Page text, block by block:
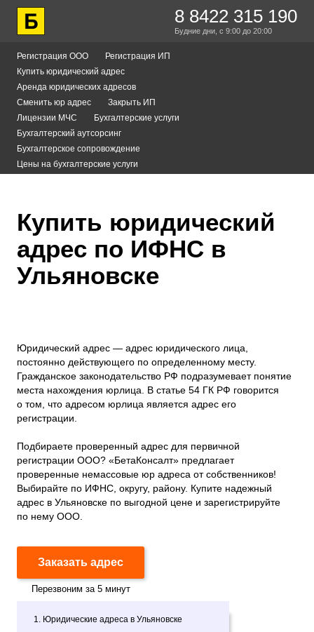
8 8422 315 190
Будние дни, с 9:00 до 20:00
Регистрация ООО
Регистрация ИП
Купить юридический адрес
Аренда юридических адресов
Сменить юр адрес
Закрыть ИП
Лицензии МЧС
Бухгалтерские услуги
Бухгалтерский аутсорсинг
Бухгалтерское сопровождение
Цены на бухгалтерские услуги
Купить юридический
адрес по ИФНС в
Ульяновске
Юридический адрес — адрес юридического лица,
постоянно действующего по определенному месту.
Гражданское законодательство РФ подразумевает понятие
места нахождения юрлица. В статье 54 ГК РФ говорится
о том, что адресом юрлица является адрес его
регистрации.
Подбираете проверенный адрес для первичной
регистрации ООО? «БетаКонсалт» предлагает
проверенные немассовые юр адреса от собственников!
Выбирайте по ИФНС, округу, району. Купите надежный
адрес в Ульяновске по выгодной цене и зарегистрируйте
по нему ООО.
Заказать адрес
Перезвоним за 5 минут
1. Юридические адреса в Ульяновске